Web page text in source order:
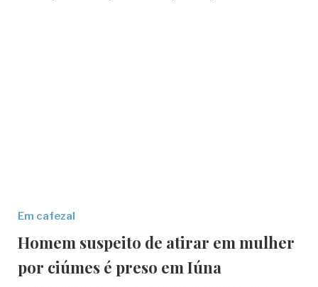
Em cafezal
Homem suspeito de atirar em mulher
por ciúmes é preso em Iúna